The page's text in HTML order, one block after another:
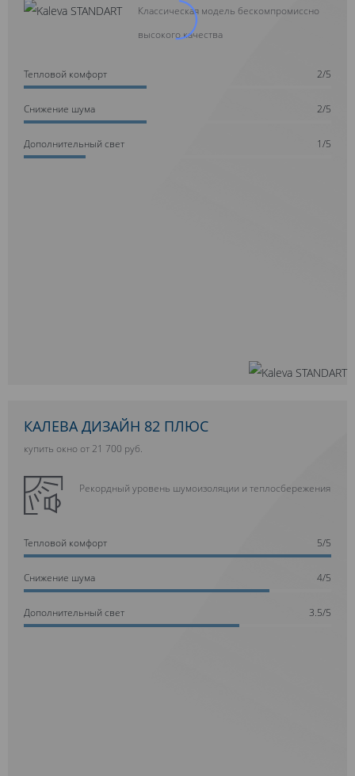
Классическая модель бескомпромиссно
высокого качества
Тепловой комфорт 2/5
Cнижение шума 2/5
Дополнительный свет 1/5
КАЛЕВА ДИЗАЙН 82 ПЛЮС
купить окно от 21 700 руб.
Рекордный уровень шумоизоляции и теплосбережения
Тепловой комфорт 5/5
Cнижение шума 4/5
Дополнительный свет 3.5/5